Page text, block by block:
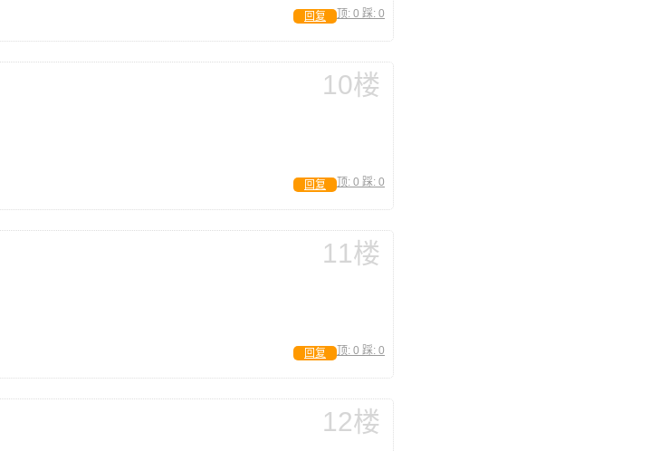
顶: 0 踩: 0
回复
10楼
顶: 0 踩: 0
回复
11楼
顶: 0 踩: 0
回复
12楼